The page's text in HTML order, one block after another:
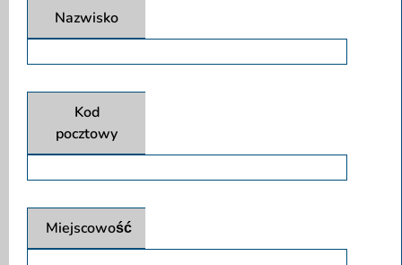
Nazwisko
Kod
pocztowy
Miejscowość